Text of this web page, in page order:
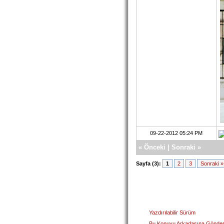
09-22-2012 05:24 PM
« Önceki Sonraki »
Sayfa (3): 1 2 3 Sonraki »
Yazdırılabilir Sürüm